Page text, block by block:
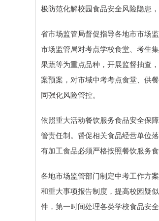
极防范化解校园食品安全风险隐患
省市场监管局督促指导各地市市场
市场监管局对考点学校食堂、考生
果蔬等为重点品种，开展监督抽查
案预案，对市域中考考点食堂、供
同强化风险管控。
依照重大活动餐饮服务食品安全保
管责任制。督促相关食品经营单位
有加工食品必须严格按照餐饮服务
各地市场监管部门制定中考工作方
和重大事项报告制度，提高校园疑
件，第一时间处理各类学校食品安